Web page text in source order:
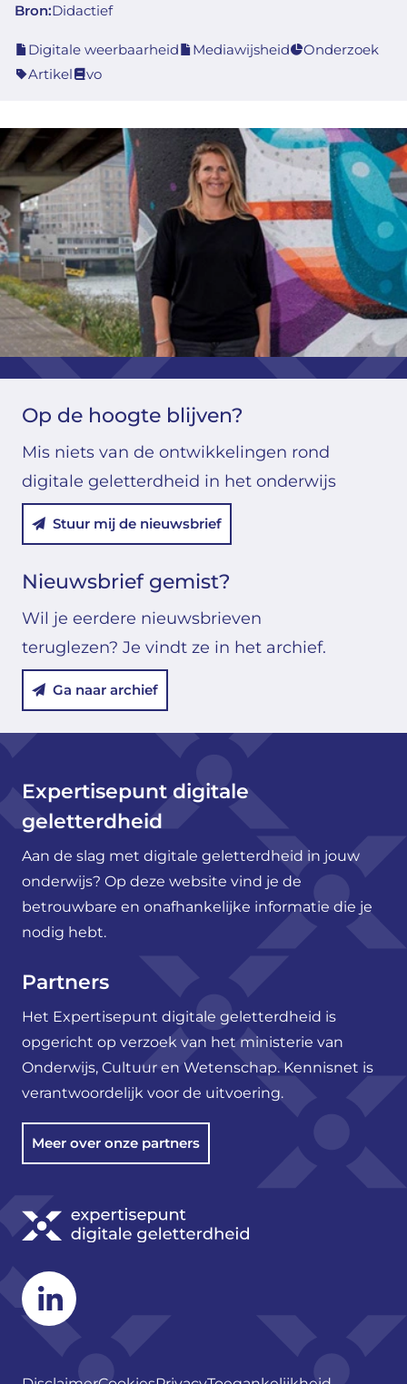
Bron:Didactief
Digitale weerbaarheid Mediawijsheid
Onderzoek
Artikel
vo
Op de hoogte blijven?
Mis niets van de ontwikkelingen rond
digitale geletterdheid in het onderwijs
Stuur mij de nieuwsbrief
Nieuwsbrief gemist?
Wil je eerdere nieuwsbrieven
teruglezen? Je vindt ze in het archief.
Ga naar archief
Expertisepunt digitale
geletterdheid
Aan de slag met digitale geletterdheid in jouw
onderwijs? Op deze website vind je de
betrouwbare en onafhankelijke informatie die je
nodig hebt.
Partners
Het Expertisepunt digitale geletterdheid is
opgericht op verzoek van het ministerie van
Onderwijs, Cultuur en Wetenschap. Kennisnet is
verantwoordelijk voor de uitvoering.
Meer over onze partners
Linkedin